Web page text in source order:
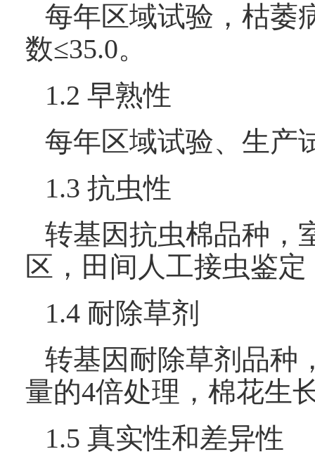
每年区域试验，枯萎
数≤35.0。
1.2 早熟性
每年区域试验、生产
1.3 抗虫性
转基因抗虫棉品种，
区，田间人工接虫鉴
1.4 耐除草剂
转基因耐除草剂品种
量的4倍处理，棉花生
1.5 真实性和差异性